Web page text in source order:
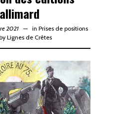
2021 in Prises de positions
Lignes de Crêtes